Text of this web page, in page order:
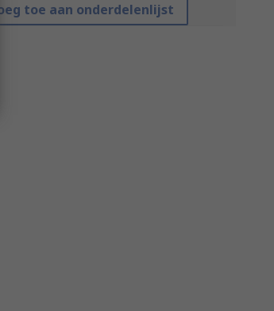
toe aan onderdelenlijst